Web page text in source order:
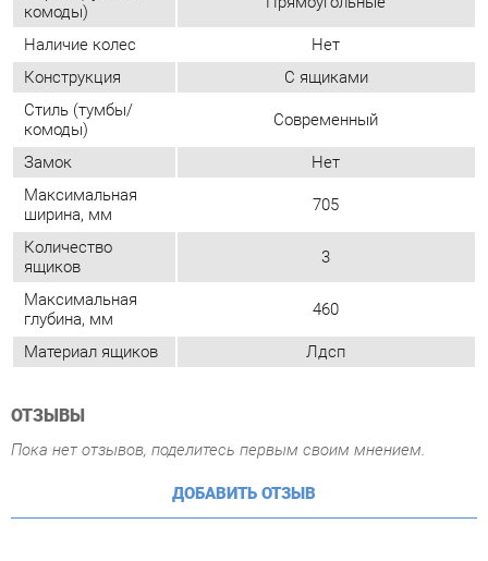
Замок
Максимальная
ширина, мм
705
Количество
ящиков 3
Максимальная
глубина, мм 460
Материал ящиков Лдсп
ОТЗЫВЫ
Пока нет отзывов, поделитесь первым своим мнением.
ДОБАВИТЬ ОТЗЫВ